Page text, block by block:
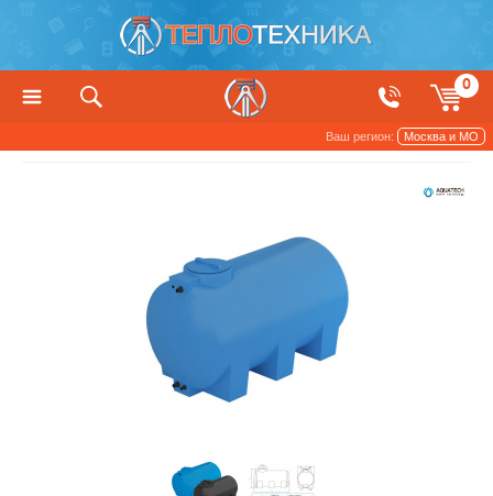
0
Ваш регион: Москва и МО